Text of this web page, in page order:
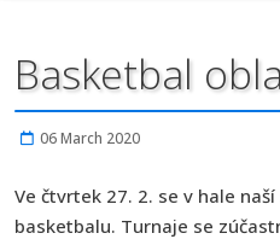
Basketbal
06 March 2020
Ve čtvrtek 27. 2. se v hale
basketbalu. Turnaje se